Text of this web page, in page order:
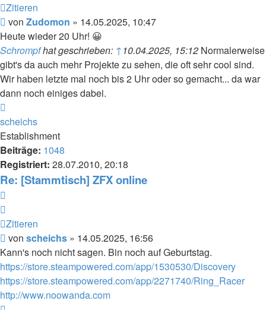
Zitieren
Beitrag
von Zudomon » 14.05.2025, 10:47
Heute wieder 20 Uhr! 😀
Schrompfhat geschrieben: ↑10.04.2025, 15:12 Normalerweise
gibt's da auch mehr Projekte zu sehen, die oft sehr cool sind.
Wir haben letzte mal noch bis 2 Uhr oder so gemacht... da war
dann noch einiges dabei.
oben
scheichs
Establishment
Beiträge: 1048
Registriert: 28.07.2010, 20:18
Re: [Stammtisch] ZFX online
Zitieren
Beitrag
von scheichs » 14.05.2025, 16:56
Kann's noch nicht sagen. Bin noch auf Geburtstag.
https://store.steampowered.com/app/1530530/Discovery
https://store.steampowered.com/app/2271740/Ring_Racer
http://www.noowanda.com